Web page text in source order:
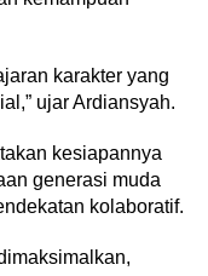
karakter yang
ujar Ardiansyah.
kesiapannya
generasi muda
kolaboratif.